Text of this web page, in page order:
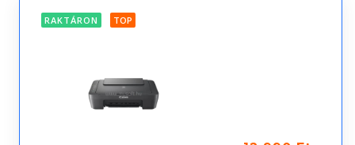
RAKTÁRON TOP